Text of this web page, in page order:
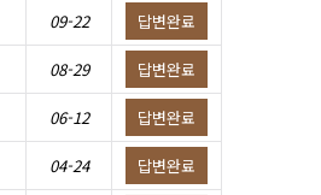
09-22 답변완료
08-29 답변완료
06-12 답변완료
04-24 답변완료